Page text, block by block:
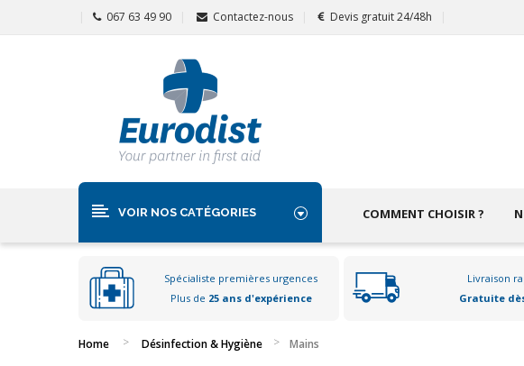
067 63 49 90 Contactez-nous Devis gratuit 24/48h
VOIR NOS CATÉGORIES COMMENT CHOISIR ?
Spécialiste premières urgences
Plus de 25 ans d'expérience
Livraison
Gratuite
Home Désinfection & Hygiène Mains